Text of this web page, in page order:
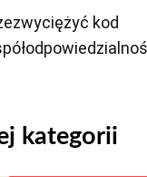
kod
kategorii